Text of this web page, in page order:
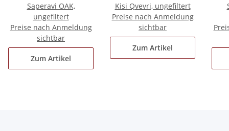
Saperavi OAK,
ungefiltert
Preise nach Anmeldung
sichtbar
Zum Artikel
Kisi Qvevri, ungefiltert
Preise nach Anmeldung
sichtbar
Zum Artikel